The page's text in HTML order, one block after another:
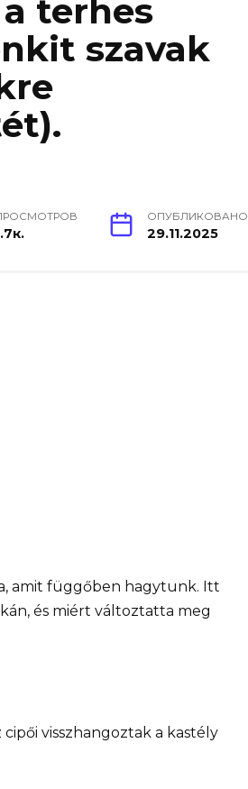
terhes
szavak
ОПУБЛИКОВАНО
29.11.2025
amit függőben hagytunk. Itt
és miért változtatta meg
visszhangoztak a kastély